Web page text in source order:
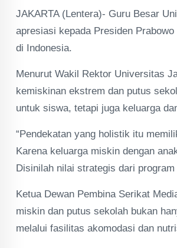
JAKARTA (Lentera)- Guru Besar
apresiasi kepada Presiden
di Indonesia.
Menurut Wakil Rektor Universitas
kemiskinan ekstrem dan putus
untuk siswa, tetapi juga keluarga
“Pendekatan yang holistik itu
Karena keluarga miskin dengan
Disinilah nilai strategis dari
Ketua Dewan Pembina Serikat
miskin dan putus sekolah bukan
melalui fasilitas akomodasi dan